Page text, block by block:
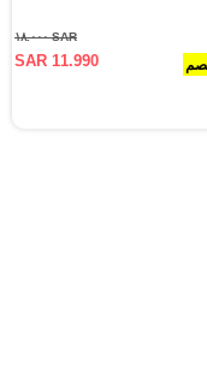
SAR ١٨.٠٠٠
SAR 11.990